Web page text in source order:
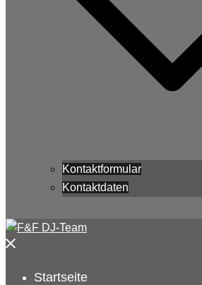
Kontaktformular
Kontaktdaten
Menü
Startseite